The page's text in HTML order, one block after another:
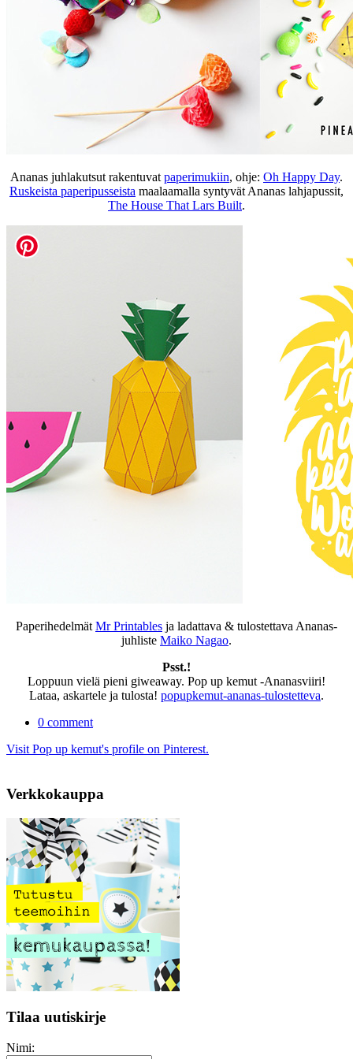
Ananas juhlakutsut rakentuvat paperimukiin, ohje: Oh Happy Day.
Ruskeista paperipusseista maalaamalla syntyvät Ananas lahjapussit,
The House That Lars Built.
Paperihedelmät Mr Printables ja ladattava & tulostettava Ananas-
juhliste Maiko Nagao.
Psst.!
Loppuun vielä pieni giweaway. Pop up kemut -Ananasviiri!
Lataa, askartele ja tulosta! popupkemut-ananas-tulostetteva.
0 comment
Visit Pop up kemut's profile on Pinterest.
Verkkokauppa
Tilaa uutiskirje
Nimi: